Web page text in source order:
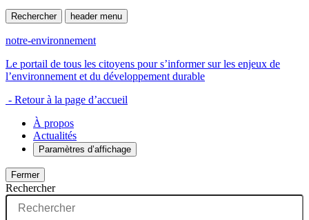
Rechercher header menu
notre-environnement
Le portail de tous les citoyens pour s’informer sur les enjeux de
l’environnement et du développement durable
- Retour à la page d’accueil
À propos
Actualités
Paramètres d’affichage
Fermer
Rechercher